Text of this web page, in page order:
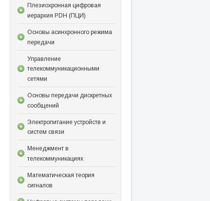
Плезиохронная цифровая
иерархия PDH (ПЦИ)
Основы асинхронного режима
передачи
Управление
телекоммуникационными
сетями
Основы передачи дискретных
сообщений
Электропитание устройств и
систем связи
Менеджмент в
телекоммуникациях
Математическая теория
сигналов